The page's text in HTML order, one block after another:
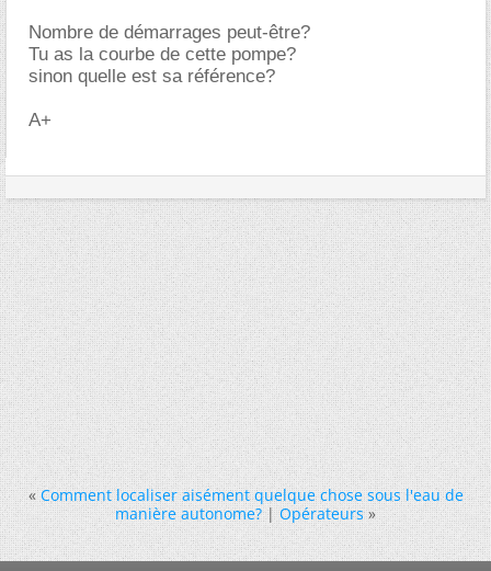
Nombre de démarrages peut-être?
Tu as la courbe de cette pompe?
sinon quelle est sa référence?
A+
« Comment localiser aisément quelque chose sous l'eau de
manière autonome?|Opérateurs »